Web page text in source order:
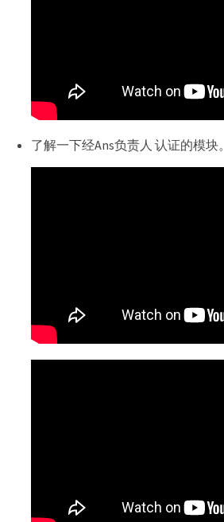
了解一下经Ans负责人 认证的模块。